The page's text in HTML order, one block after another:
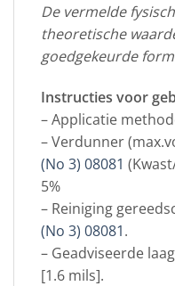
De vermelde
theoretische
goedgekeurde
Instructies voor
– Applicatie
– Verdunner
(No 3) 08081
5%
– Reiniging
(No 3) 08081.
– Geadviseerde
[1.6 mils].